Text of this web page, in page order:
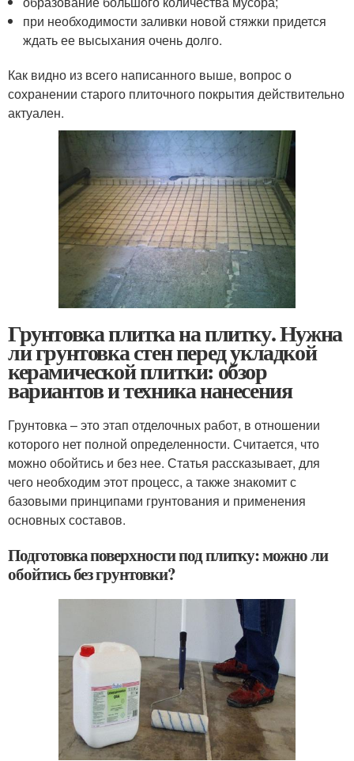
при необходимости заливки новой стяжки придется
ждать ее высыхания очень долго.
Как видно из всего написанного выше, вопрос о
сохранении старого плиточного покрытия действительно
актуален.
Грунтовка плитка на плитку. Нужна
ли грунтовка стен перед укладкой
керамической плитки: обзор
вариантов и техника нанесения
Грунтовка – это этап отделочных работ, в отношении
которого нет полной определенности. Считается, что
можно обойтись и без нее. Статья рассказывает, для
чего необходим этот процесс, а также знакомит с
базовыми принципами грунтования и применения
основных составов.
Подготовка поверхности под плитку: можно ли
обойтись без грунтовки?